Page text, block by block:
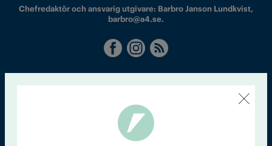
Chefredaktör och ansvarig utgivare: Barbro Janson Lundkvist,
barbro@a4.se.